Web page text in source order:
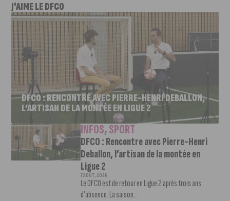
J'AIME LE DFCO
DFCO : RENCONTRE AVEC PIERRE-HENRI DEBALLON,
L’ARTISAN DE LA MONTÉE EN LIGUE 2
INFOS,SPORT
DFCO : Rencontre avec Pierre-Henri
Deballon, l’artisan de la montée en
Ligue 2
7 AOÛT, 2026
Le DFCO est de retour en Ligue 2 après trois ans
d’absence. La saison...